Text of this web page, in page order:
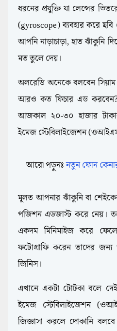
ধরনের প্রযুক্তি যা লেন্সের
(gyroscope) ব্যবহার করে
আপনি নাড়াচাড়া, হাত ঝাঁকুনি
মত তুলে দেয়।
অলরেডি অনেকে বলবেন
আরও কত ফিচার এড
আজকাল ২০-৩০ হাজার
ইমেজ স্টেবিলাইজেশন
আরো পড়ুনঃনতুন ফোন
মূলত আপনার ঝাঁকুনি বা
পজিশন এডজাস্ট করে নেয়।
একদম মিনিমাইজ করে
ফটোগ্রাফি করেন তাদের
জিনিস।
এখানে একটা টোটকা বলে
ইমেজ স্টেবিলাইজেশন
জিজ্ঞাসা করলে দোকানি